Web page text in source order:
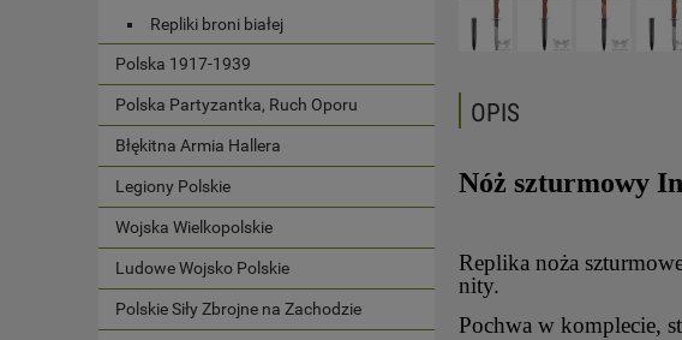
Repliki broni białej
Polska 1917-1939
Polska Partyzantka, Ruch Oporu
Błękitna Armia Hallera
Legiony Polskie
Wojska Wielkopolskie
Ludowe Wojsko Polskie
Polskie Siły Zbrojne na Zachodzie
OPIS
Nóż szturmowy
Replika noża
nity.
Pochwa w komplecie,